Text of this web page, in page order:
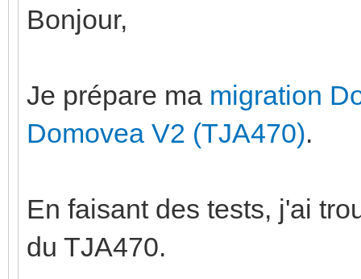
Bonjour,
Je prépare ma migration
Domovea V2 (TJA470).
En faisant des tests, j'ai
du TJA470.